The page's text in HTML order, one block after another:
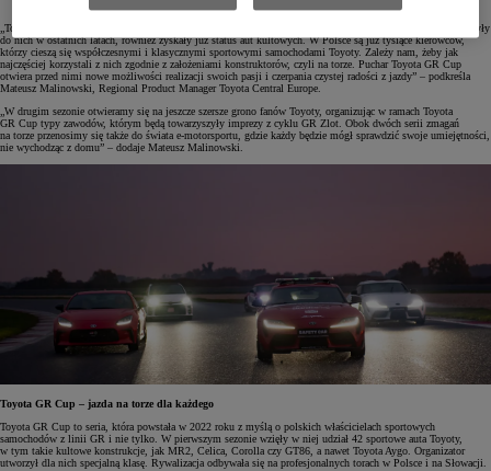
„Toyota ma w swoim dorobku wiele legendarnych sportowych modeli, a GR Supra i GR Yaris, które dołączyły
do nich w ostatnich latach, również zyskały już status aut kultowych. W Polsce są już tysiące kierowców,
którzy cieszą się współczesnymi i klasycznymi sportowymi samochodami Toyoty. Zależy nam, żeby jak
najczęściej korzystali z nich zgodnie z założeniami konstruktorów, czyli na torze. Puchar Toyota GR Cup
otwiera przed nimi nowe możliwości realizacji swoich pasji i czerpania czystej radości z jazdy” – podkreśla
Mateusz Malinowski, Regional Product Manager Toyota Central Europe.
„W drugim sezonie otwieramy się na jeszcze szersze grono fanów Toyoty, organizując w ramach Toyota
GR Cup typy zawodów, którym będą towarzyszyły imprezy z cyklu GR Zlot. Obok dwóch serii zmagań
na torze przenosimy się także do świata e-motorsportu, gdzie każdy będzie mógł sprawdzić swoje umiejętności,
nie wychodząc z domu” – dodaje Mateusz Malinowski.
Toyota GR Cup – jazda na torze dla każdego
Toyota GR Cup to seria, która powstała w 2022 roku z myślą o polskich właścicielach sportowych
samochodów z linii GR i nie tylko. W pierwszym sezonie wzięły w niej udział 42 sportowe auta Toyoty,
w tym takie kultowe konstrukcje, jak MR2, Celica, Corolla czy GT86, a nawet Toyota Aygo. Organizator
utworzył dla nich specjalną klasę. Rywalizacja odbywała się na profesjonalnych torach w Polsce i na Słowacji.